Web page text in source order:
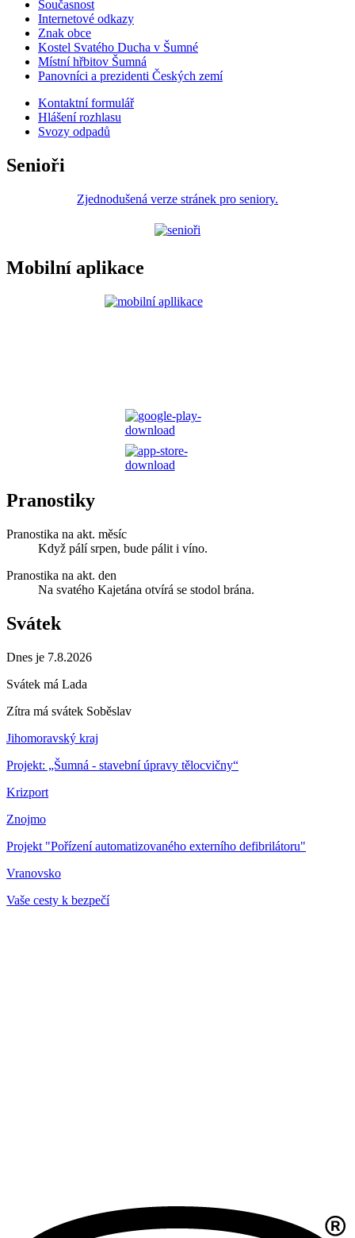
Současnost
Internetové odkazy
Znak obce
Kostel Svatého Ducha v Šumné
Místní hřbitov Šumná
Panovníci a prezidenti Českých zemí
Kontaktní formulář
Hlášení rozhlasu
Svozy odpadů
Senioři
Zjednodušená verze stránek pro seniory.
Mobilní aplikace
Pranostiky
Pranostika na akt. měsíc
Když pálí srpen, bude pálit i víno.
Pranostika na akt. den
Na svatého Kajetána otvírá se stodol brána.
Svátek
Dnes je 7.8.2026
Svátek má Lada
Zítra má svátek Soběslav
Jihomoravský kraj
Projekt: „Šumná - stavební úpravy tělocvičny“
Krizport
Znojmo
Projekt "Pořízení automatizovaného externího defibrilátoru"
Vranovsko
Vaše cesty k bezpečí